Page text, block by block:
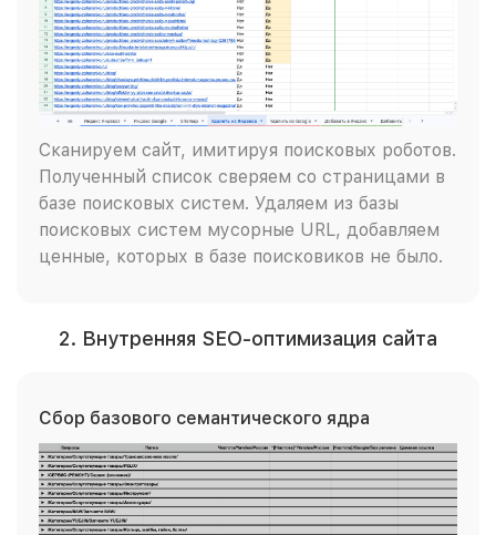
Сканируем сайт, имитируя поисковых роботов.
Полученный список сверяем со страницами в
базе поисковых систем. Удаляем из базы
поисковых систем мусорные URL, добавляем
ценные, которых в базе поисковиков не было.
2. Внутренняя SEO-оптимизация сайта
Сбор базового семантического ядра